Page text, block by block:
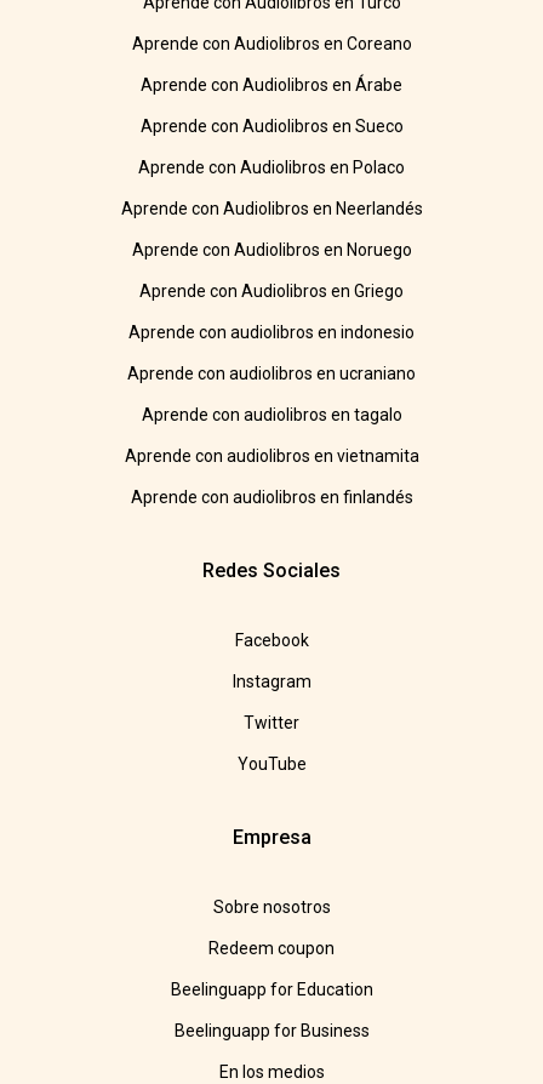
Aprende con Audiolibros en Coreano
Aprende con Audiolibros en Árabe
Aprende con Audiolibros en Sueco
Aprende con Audiolibros en Polaco
Aprende con Audiolibros en Neerlandés
Aprende con Audiolibros en Noruego
Aprende con Audiolibros en Griego
Aprende con audiolibros en indonesio
Aprende con audiolibros en ucraniano
Aprende con audiolibros en tagalo
Aprende con audiolibros en vietnamita
Aprende con audiolibros en finlandés
Redes Sociales
Facebook
Instagram
Twitter
YouTube
Empresa
Sobre nosotros
Redeem coupon
Beelinguapp for Education
Beelinguapp for Business
En los medios